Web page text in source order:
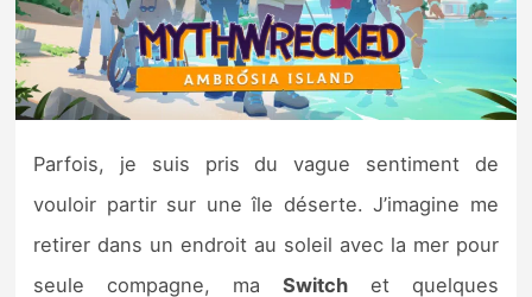
Tests et previews
Tests de jeux
Tests d’accessoires
Previews
Parfois, je suis pris du vague sentiment de
vouloir partir sur une île déserte. J’imagine me
retirer dans un endroit au soleil avec la mer pour
seule compagne, ma Switchet quelques